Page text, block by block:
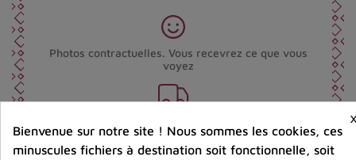
Photos contractuelles. Vous recevrez ce que vous
voyez
100 € pour la Belgique
Bienvenue sur notre site ! Nous sommes les cookies, ces
minuscules fichiers à destination soit fonctionnelle, soit